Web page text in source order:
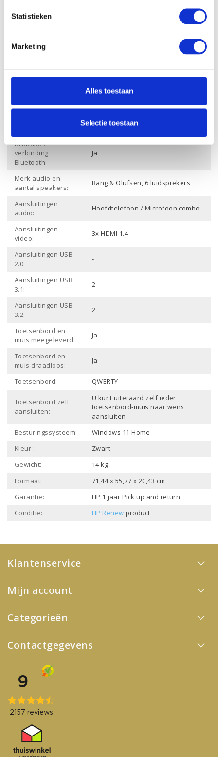
Statistieken
Marketing
Alles toestaan
Selectie toestaan
SSD:
Videokaart Chipset:
Werkgeheugen:
Ja
Draadloze
verbinding
Bluetooth:
Ja
Merk audio en
aantal speakers:
Bang & Olufsen, 6 luidsprekers
Aansluitingen
audio:
Hoofdtelefoon / Microfoon combo
Aansluitingen
video:
3x HDMI 1.4
Aansluitingen USB
2.0:
-
Aansluitingen USB
3.1:
2
Aansluitingen USB
3.2:
2
Toetsenbord en
muis meegeleverd:
Ja
Toetsenbord en
muis draadloos:
Ja
Toetsenbord: QWERTY
Toetsenbord zelf
aansluiten:
U kunt uiteraard zelf ieder
toetsenbord-muis naar wens
aansluiten
Besturingssysteem:
Windows 11 Home
Kleur :
Zwart
Gewicht:
14 kg
Formaat:
71,44 x 55,77 x 20,43 cm
Garantie:
HP 1 jaar Pick up and return
Conditie:
HP Renew product
Klantenservice
Mijn account
Categorieën
Contactgegevens